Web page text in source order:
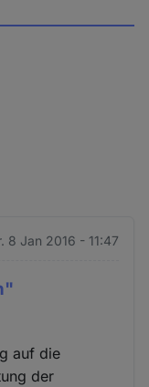
8 Jan 2016 - 11:47
auf die
der